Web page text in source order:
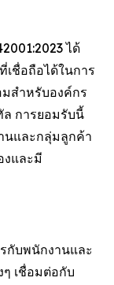
ได้
เชื่อถือได้ในการ
สำหรับองค์กร
การยอมรับนี้
นและกลุ่มลูกค้า
และมี
กับพนักงานและ
เชื่อมต่อกับ